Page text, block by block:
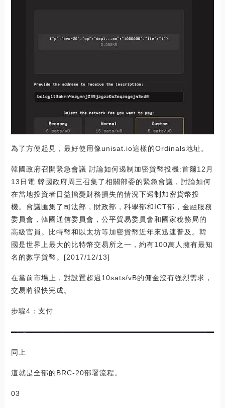
為了方便起見，最好使用像unisat.io這樣的Ordinals地址。
韓國政府召開緊急會議 討論如何遏制加密貨幣投機:首爾12月
13日電 韓國政府周三召集了相關部委的緊急會議，討論如何
在當地投資者日益擔憂財務損失的情況下遏制加密貨幣投
機。會議匯集了司法部，財政部，科學部和ICT部，金融服務
委員會，韓國通信委員會，公平貿易委員會和國家稅務局的
高級官員。比特幣和以太坊等加密貨幣近年來迅速普及。韓
國是世界上最大的比特幣交易所之一，約有100萬人擁有最知
名的數字貨幣。[2017/12/13]
在當前市場上，對設置超過10sats/vB的傭金沒有強烈需求，
交易將很快完成。
步驟4：支付
同上
這就是全部的BRC-20部署流程。
03